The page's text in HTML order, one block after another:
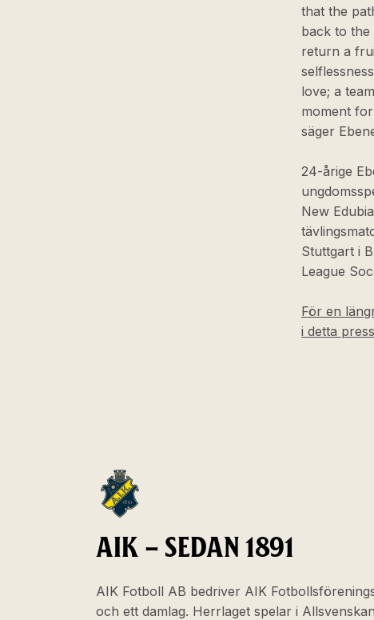
that the
back to the
return a
love; a
moment
säger
24-årige
New
Stuttgart i
League
För en
i detta
AIK – SEDAN 1891
AIK Fotboll AB bedriver AIK
och ett damlag. Herrlaget spelar i